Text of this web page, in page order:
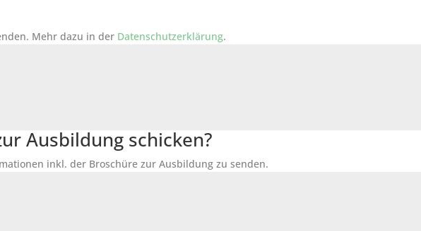
Mehr dazu in der Datenschutzerklärung.
Ausbildung schicken?
inkl. der Broschüre zur Ausbildung zu senden.